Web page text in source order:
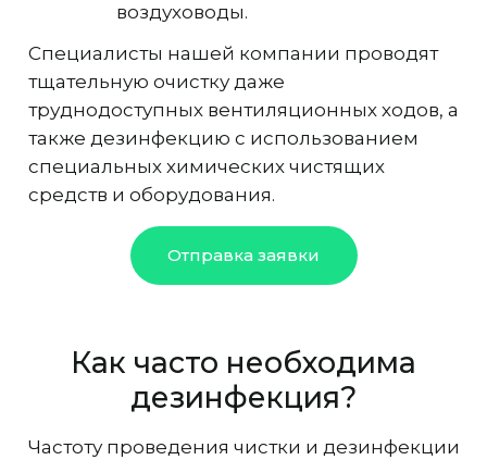
воздуховоды.
Специалисты нашей компании проводят
тщательную очистку даже
труднодоступных вентиляционных ходов, а
также дезинфекцию с использованием
специальных химических чистящих
средств и оборудования.
Отправка заявки
Как часто необходима
дезинфекция?
Частоту проведения чистки и дезинфекции